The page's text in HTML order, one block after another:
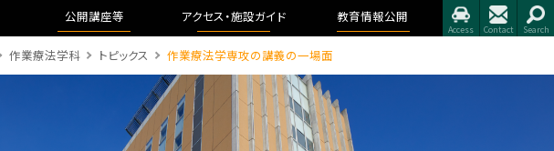
公開講座等 アクセス・施設ガイド 教育情報公開
作業療法学科 トピックス 作業療法学専攻の講義の一場面